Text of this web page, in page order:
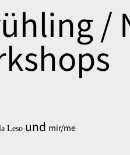
/
Leso und mir/me